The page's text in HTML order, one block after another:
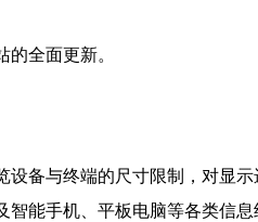
全面更新。
备与终端的尺寸限制，对显示
能手机、平板电脑等各类信